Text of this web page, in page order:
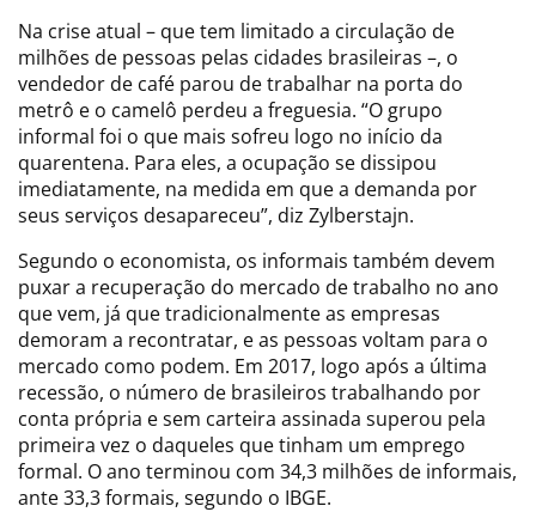
Na crise atual – que tem limitado a circulação de
milhões de pessoas pelas cidades brasileiras –, o
vendedor de café parou de trabalhar na porta do
metrô e o camelô perdeu a freguesia. “O grupo
informal foi o que mais sofreu logo no início da
quarentena. Para eles, a ocupação se dissipou
imediatamente, na medida em que a demanda por
seus serviços desapareceu”, diz Zylberstajn.
Segundo o economista, os informais também devem
puxar a recuperação do mercado de trabalho no ano
que vem, já que tradicionalmente as empresas
demoram a recontratar, e as pessoas voltam para o
mercado como podem. Em 2017, logo após a última
recessão, o número de brasileiros trabalhando por
conta própria e sem carteira assinada superou pela
primeira vez o daqueles que tinham um emprego
formal. O ano terminou com 34,3 milhões de informais,
ante 33,3 formais, segundo o IBGE.